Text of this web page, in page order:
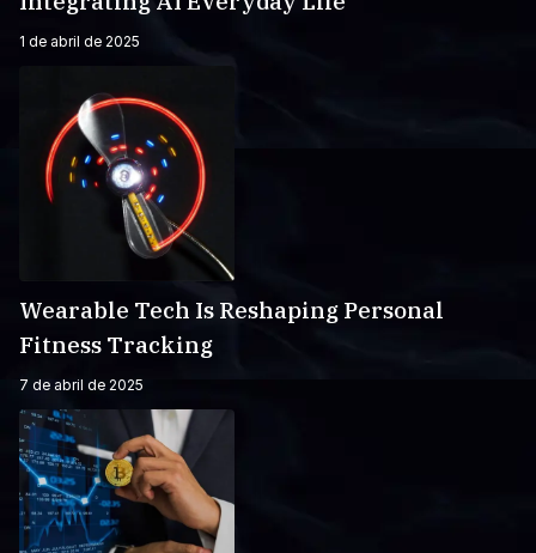
1 de abril de 2025
Wearable Tech Is Reshaping Personal
Fitness Tracking
7 de abril de 2025